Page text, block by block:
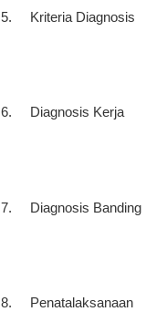
5. Kriteria Diagnosis
6. Diagnosis Kerja
7. Diagnosis Banding
8. Penatalaksanaan